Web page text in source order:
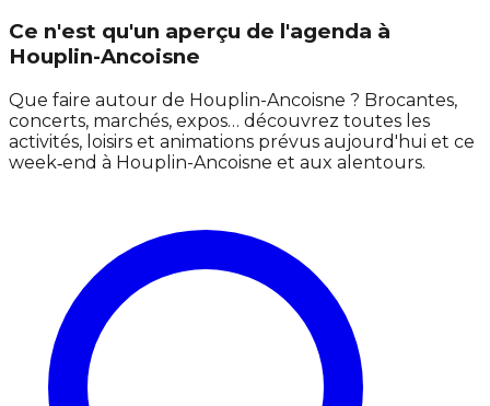
Ce n'est qu'un aperçu de l'agenda à
Houplin-Ancoisne
Que faire autour de Houplin-Ancoisne ? Brocantes,
concerts, marchés, expos… découvrez toutes les
activités, loisirs et animations prévus aujourd'hui et ce
week‑end à Houplin-Ancoisne et aux alentours.